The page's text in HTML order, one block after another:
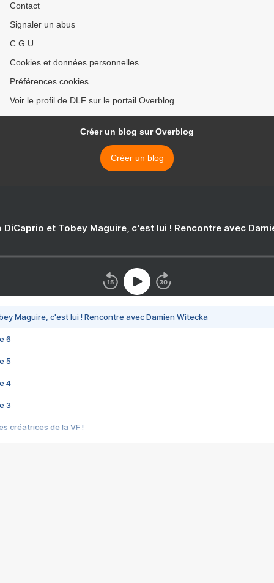
Contact
Signaler un abus
C.G.U.
Cookies et données personnelles
Préférences cookies
Voir le profil de DLF sur le portail Overblog
Créer un blog sur Overblog
Créer un blog
DiCaprio et Tobey Maguire, c'est lui ! Rencontre avec
Maguire, c'est lui ! Rencontre avec Damien Witecka
6
5
4
3
créatrices de la VF !